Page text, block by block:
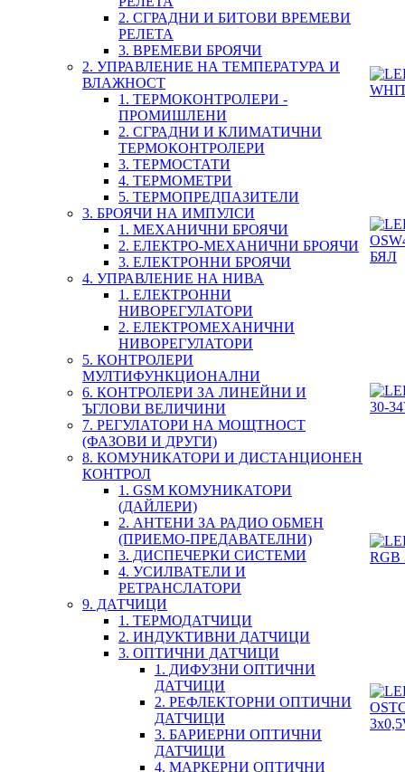
2. СГРАДНИ И БИТОВИ ВРЕМЕВИ
РЕЛЕТА
3. ВРЕМЕВИ БРОЯЧИ
2. УПРАВЛЕНИЕ НА ТЕМПЕРАТУРА И
ВЛАЖНОСТ
1. ТЕРМОКОНТРОЛЕРИ -
ПРОМИШЛЕНИ
2. СГРАДНИ И КЛИМАТИЧНИ
ТЕРМОКОНТРОЛЕРИ
3. ТЕРМОСТАТИ
4. ТЕРМОМЕТРИ
5. ТЕРМОПРЕДПАЗИТЕЛИ
3. БРОЯЧИ НА ИМПУЛСИ
1. МЕХАНИЧНИ БРОЯЧИ
2. ЕЛЕКТРО-МЕХАНИЧНИ БРОЯЧИ
3. ЕЛЕКТРОННИ БРОЯЧИ
4. УПРАВЛЕНИЕ НА НИВА
1. ЕЛЕКТРОННИ
НИВОРЕГУЛАТОРИ
2. ЕЛЕКТРОМЕХАНИЧНИ
НИВОРЕГУЛАТОРИ
5. КОНТРОЛЕРИ
МУЛТИФУНКЦИОНАЛНИ
6. КОНТРОЛЕРИ ЗА ЛИНЕЙНИ И
ЪГЛОВИ ВЕЛИЧИНИ
7. РЕГУЛАТОРИ НА МОЩТНОСТ
(ФАЗОВИ И ДРУГИ)
8. КОМУНИКАТОРИ И ДИСТАНЦИОНЕН
КОНТРОЛ
1. GSM КОМУНИКАТОРИ
(ДАЙЛЕРИ)
2. АНТЕНИ ЗА РАДИО ОБМЕН
(ПРИЕМО-ПРЕДАВАТЕЛНИ)
3. ДИСПЕЧЕРКИ СИСТЕМИ
4. УСИЛВАТЕЛИ И
РЕТРАНСЛАТОРИ
9. ДАТЧИЦИ
1. ТЕРМОДАТЧИЦИ
2. ИНДУКТИВНИ ДАТЧИЦИ
3. ОПТИЧНИ ДАТЧИЦИ
1. ДИФУЗНИ ОПТИЧНИ
ДАТЧИЦИ
2. РЕФЛЕКТОРНИ ОПТИЧНИ
ДАТЧИЦИ
3. БАРИЕРНИ ОПТИЧНИ
ДАТЧИЦИ
4. МАРКЕРНИ ОПТИЧНИ